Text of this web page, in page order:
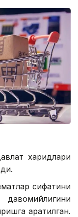
харидлари
сифатини
қаратилган.